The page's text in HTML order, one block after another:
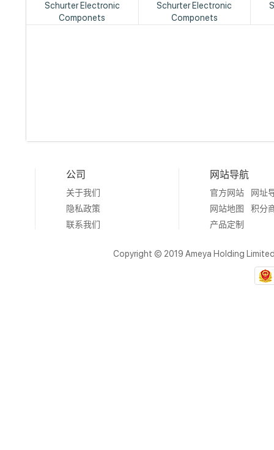
Schurter Electronic
Componets
Schurter Electronic
Componets
公司
关于我们
隐私政策
联系我们
网站导航
官方网站
网址
网站地图
积分
产品定制
Copyright © 2019 Ameya Holding